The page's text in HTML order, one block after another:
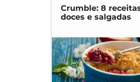
Crumble: 8
doces e salgadas